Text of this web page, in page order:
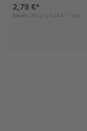
Aktueller Preis:
2,79 €*
Inhalt: 160 g (17,44 €* / 1kg)